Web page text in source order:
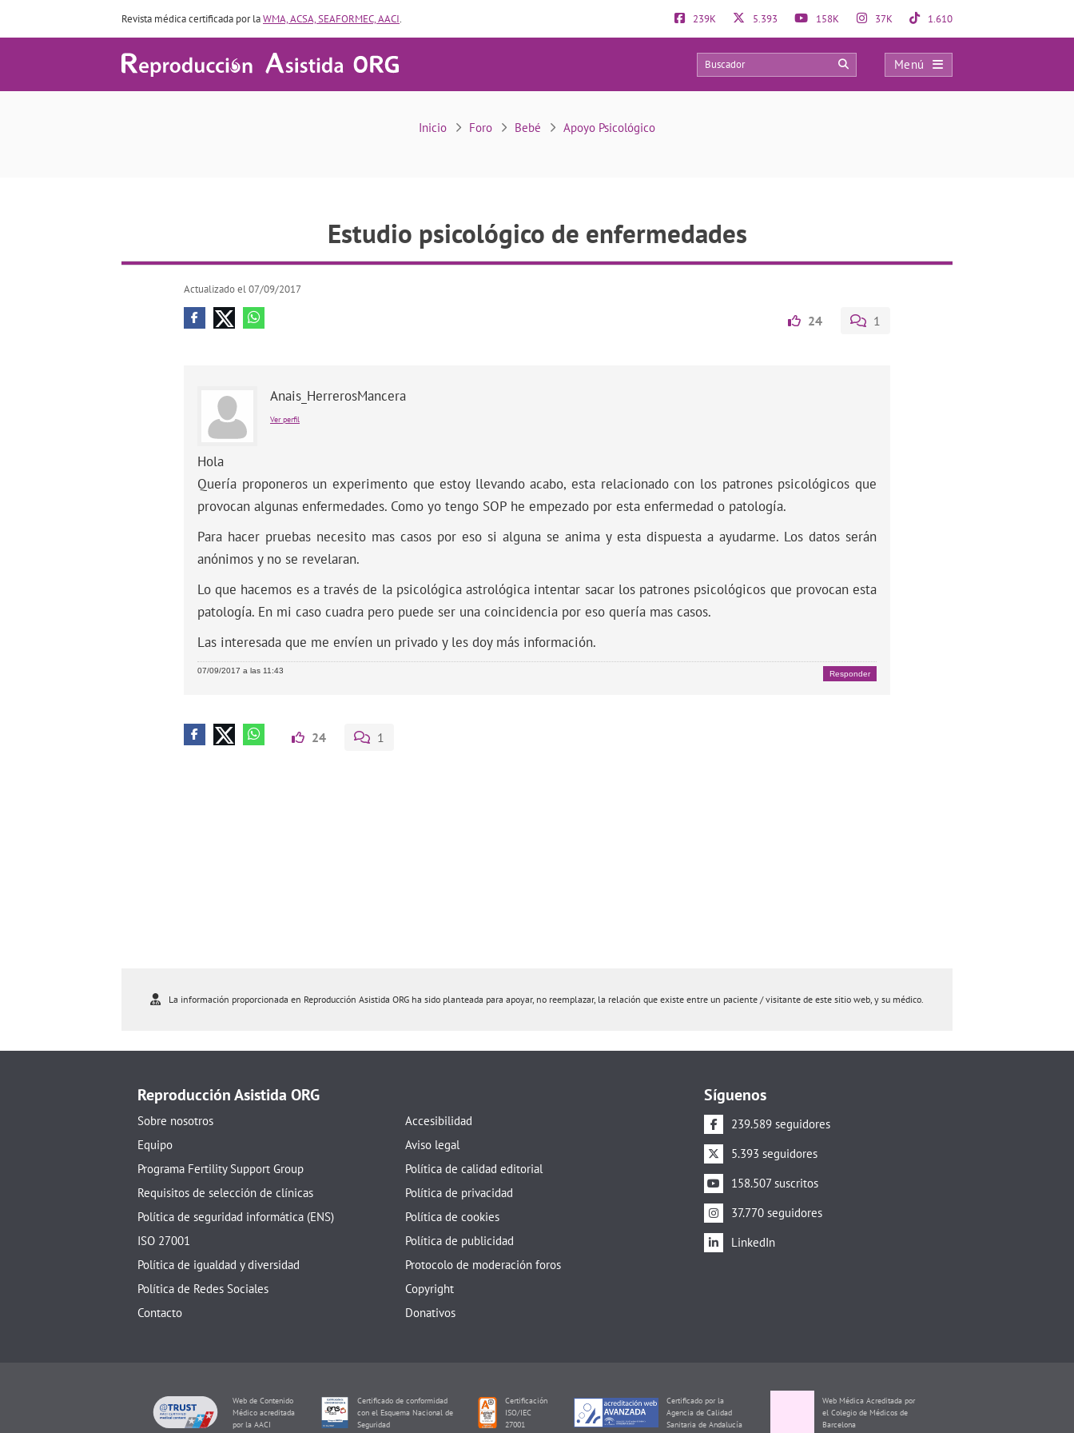
Revista médica certificada por laWMA, ACSA, SEAFORMEC, AACI. 239K 5.393 158K 37K 1.610
Menú
Estudio psicológico de enfermedades
23 0
Inicio Foro Bebé Apoyo Psicológico
Estudio psicológico de enfermedades
Actualizado el 07/09/2017
24 1
Anais_HerrerosMancera
Ver perfil
Hola
Quería proponeros un experimento que estoy llevando acabo, esta relacionado con los patrones psicológicos que
provocan algunas enfermedades. Como yo tengo SOP he empezado por esta enfermedad o patología.
Para hacer pruebas necesito mas casos por eso si alguna se anima y esta dispuesta a ayudarme. Los datos serán
anónimos y no se revelaran.
Lo que hacemos es a través de la psicológica astrológica intentar sacar los patrones psicológicos que provocan esta
patología. En mi caso cuadra pero puede ser una coincidencia por eso quería mas casos.
Las interesada que me envíen un privado y les doy más información.
07/09/2017 a las 11:43 Responder
24 1
La información proporcionada en Reproducción Asistida ORG ha sido planteada para apoyar, no reemplazar, la relación que existe entre un paciente / visitante de este sitio web, y su médico.
Reproducción Asistida ORG
Sobre nosotros
Equipo
Programa Fertility Support Group
Requisitos de selección de clínicas
Política de seguridad informática (ENS)
ISO 27001
Política de igualdad y diversidad
Política de Redes Sociales
Contacto
Accesibilidad
Aviso legal
Política de calidad editorial
Política de privacidad
Política de cookies
Política de publicidad
Protocolo de moderación foros
Copyright
Donativos
Síguenos
239.589 seguidores
5.393 seguidores
158.507 suscritos
37.770 seguidores
LinkedIn
Web de Contenido
Médico acreditada
por la AACI
Certificado de conformidad
con el Esquema Nacional de
Certificación
ISO/IEC
27001
Sanitaria de Andalucía